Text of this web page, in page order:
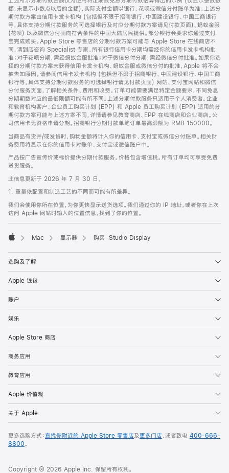
脚
额，未显示小数点以后的金额)，实际支付金额以银行、花呗或微信分付账单为准。上述分
期付款方案由信用卡发卡机构 (包括但不限于招商银行、中国建设银行、中国工商银行
等，具体支持分期付款服务的可选择银行及对应分期付款方案请见付款页面)、蚂蚁金服
(花呗) 以及微信分付面向符合条件的中国大陆居民提供。部分银行会要求你通过支付
宝完成购买。Apple Store 零售店的分期付款方案可能与 Apple Store 在线商店不
同，请到店咨询 Specialist 专家。所有银行信用卡分期均需经你的信用卡发卡机构批
准；对于花呗分期，需经蚂蚁金服批准；对于微信分付分期，需经微信分付批准。如果你选
择的分期付款方案未获得信用卡发卡机构、蚂蚁金服或微信分付的批准，Apple 将不会
被告知原因。请参阅信用卡发卡机构 (包括但不限于招商银行、中国建设银行、中国工商
银行等，具体支持分期付款服务的可选择银行请见付款页面) 网站、支付宝网站和微信
分付服务页面，了解相关条件、费用和收费。订单可能需要满足特定金额要求，不同免息
分期期数对应的最低限额可能有所不同。上述分期付款服务只适用于个人消费者。企业
和教育机构客户、企业员工购买计划 (EPP) 和 Apple 员工购买计划 (EPP) 适用的分
期付款方案可能与上述方案不同，详情请参见教育商店、EPP 在线商店和企业商店。公
司信用卡无资格申请分期。招商银行分期付款单笔订单最高限额为 RMB 150000。
当商品有货并/或发货时，购物金额将计入你的信用卡、支付宝或微信分付账单。相关财
务费用将显示在你的信用卡对账单、支付宝或微信账户中。
产品按广告宣传价或标价提供分期付款服务。价格包含增值税。所有订单均可享受免费
送货服务。
此信息更新于 2026 年 7 月 30 日。
1. 重量依配置和制造工艺的不同而可能有所差异。
我们会使用你所在位置，为你更快显示送货选项。我们通过你的 IP 地址，或者你在上次
访问 Apple 网站时输入的位置信息，找到了你的位置。
Mac 显示器 购买 Studio Display
选购及了解
Apple 钱包
账户
娱乐
Apple Store 商店
商务应用
教育应用
Apple 价值观
关于 Apple
更多选购方式：查找你附近的 Apple Store 零售店及更多门店，或者致电 400-666-
8800。
Copyright © 2026 Apple Inc. 保留所有权利。